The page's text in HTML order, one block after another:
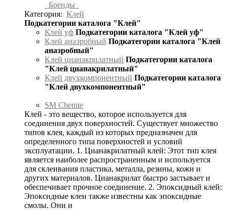
Бренды
Категория: Клей
Подкатегории каталога "Клей"
Клей уф Подкатегории каталога "Клей уф"
Клей анаэробный Подкатегории каталога "Клей
анаэробный"
Клей цианакрилатный Подкатегории каталога
"Клей цианакрилатный"
Клей двухкомпонентный Подкатегории каталога
"Клей двухкомпонентный"
SM Chemie
Клей - это вещество, которое используется для
соединения двух поверхностей. Существует множество
типов клея, каждый из которых предназначен для
определенного типа поверхностей и условий
эксплуатации. 1. Цианакрилатный клей: Этот тип клея
является наиболее распространенным и используется
для склеивания пластика, металла, резины, кожи и
других материалов. Цианакрилат быстро застывает и
обеспечивает прочное соединение. 2. Эпоксидный клей:
Эпоксидные клеи также известны как эпоксидные
смолы. Они и